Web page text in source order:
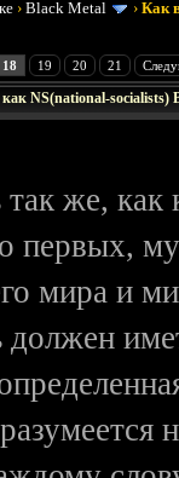
›Black Metal ›Как
18 19 20 21
NS(national-socialists)
же,
первых,
мира и
должен